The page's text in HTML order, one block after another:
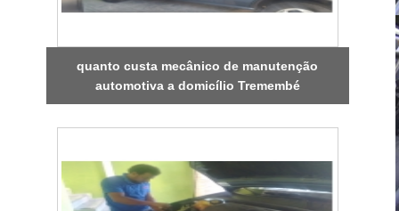
quanto custa mecânico de manutenção
automotiva a domicílio Tremembé